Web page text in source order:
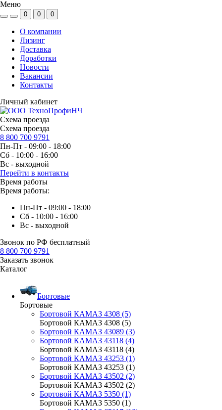
Меню
0 0 0
О компании
Лизинг
Доставка
Доработки
Новости
Вакансии
Контакты
Личный кабинет
Схема проезда
Схема проезда
8 800 700 9791
Пн-Пт - 09:00 - 18:00
Сб - 10:00 - 16:00
Вс - выходной
Перейти в контакты
Время работы
Время работы:
Пн-Пт - 09:00 - 18:00
Сб - 10:00 - 16:00
Вс - выходной
Звонок по РФ бесплатный
8 800 700 9791
Заказать звонок
Каталог
Бортовые
Бортовые
Бортовой КАМАЗ 4308 (5)
Бортовой КАМАЗ 4308 (5)
Бортовой КАМАЗ 43089 (3)
Бортовой КАМАЗ 43118 (4)
Бортовой КАМАЗ 43118 (4)
Бортовой КАМАЗ 43253 (1)
Бортовой КАМАЗ 43253 (1)
Бортовой КАМАЗ 43502 (2)
Бортовой КАМАЗ 43502 (2)
Бортовой КАМАЗ 5350 (1)
Бортовой КАМАЗ 5350 (1)